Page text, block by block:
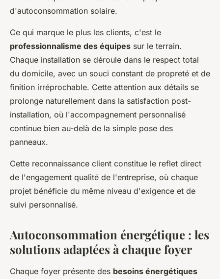
d'autoconsommation solaire.
Ce qui marque le plus les clients, c'est le
professionnalisme des équipes sur le terrain.
Chaque installation se déroule dans le respect total
du domicile, avec un souci constant de propreté et de
finition irréprochable. Cette attention aux détails se
prolonge naturellement dans la satisfaction post-
installation, où l'accompagnement personnalisé
continue bien au-delà de la simple pose des
panneaux.
Cette reconnaissance client constitue le reflet direct
de l'engagement qualité de l'entreprise, où chaque
projet bénéficie du même niveau d'exigence et de
suivi personnalisé.
Autoconsommation énergétique : les
solutions adaptées à chaque foyer
Chaque foyer présente des besoins énergétiques